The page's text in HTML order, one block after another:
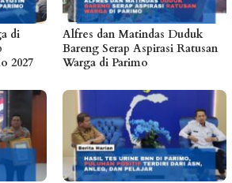
di
2027
Alfres dan Matindas Duduk
Bareng Serap Aspirasi Ratusan
Warga di Parimo